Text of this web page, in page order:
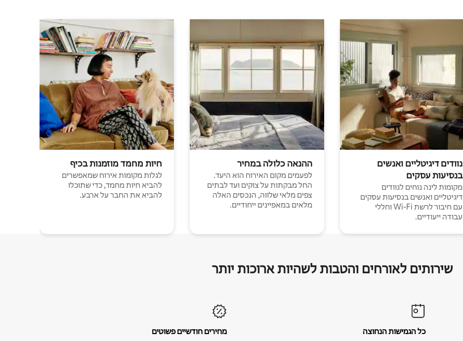
נוודים דיגיטליים ואנשים
בנסיעות עסקים
מקומות לינה נוחים לנוודים
דיגיטליים ואנשים בנסיעות עסקים
עם חיבור לרשת Wi-Fi וחללי
עבודה ייעודיים.
ההנאה כלולה במחיר
לפעמים מקום האירוח הוא היעד.
החל מבקתות על צוקים ועד לבתים
צפים מלאי שלווה, הנכסים האלה
מלאים במאפיינים ייחודיים.
חיות מחמד מוזמנות בכיף
לגלות מקומות אירוח שמאפשרים
להביא חיות מחמד, כדי שתוכלו
להביא את החבר על ארבע.
שירותים לאורחים והטבות לשהיות ארוכות יותר
כל הגמישות הנחוצה
מחירים חודשיים פשוטים